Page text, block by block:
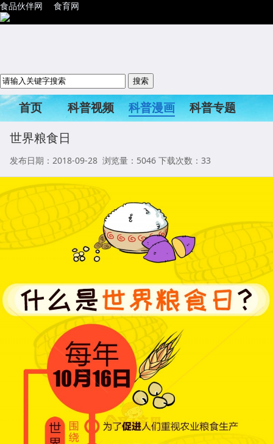
食品伙伴网 食育网
首页 科普视频 科普漫画
科普专题
科普活动
世界粮食日
发布日期：2018-09-28 浏览量： 5046 下载次数：33